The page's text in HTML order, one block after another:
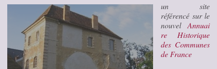
un site
référencé sur le
nouvel Annuai
re Historique
des Communes
de France